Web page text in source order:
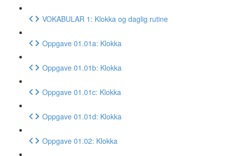
VOKABULAR 1: Klokka og daglig rutine
Oppgave 01.01a: Klokka
Oppgave 01.01b: Klokka
Oppgave 01.01c: Klokka
Oppgave 01.01d: Klokka
Oppgave 01.02: Klokka